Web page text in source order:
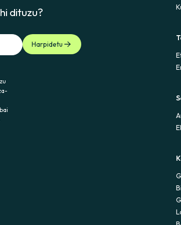
el suministro de electricidad ya esté activo,
el servicio, así como el resto de costes
dituzu?
Harpidetu